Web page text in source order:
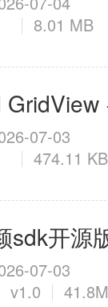
8.01 MB
07-03
474.11 KB
sdk开源
07-03
v1.0